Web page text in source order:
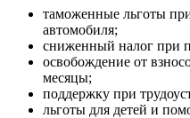
таможенные льготы
автомобиля;
сниженный налог при
освобождение от
месяцы;
поддержку при
льготы для детей и